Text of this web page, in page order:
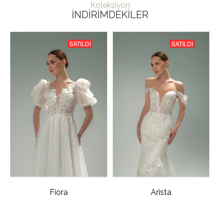
Koleksiyon
İNDIRIMDEKILER
SATILDI
Fiora
SATILDI
Arista